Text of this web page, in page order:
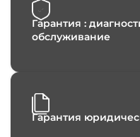
Гарантия :
обслуживание
Гарантия